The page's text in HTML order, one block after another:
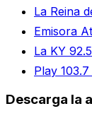
La Reina
Emisora
La KY
Play
Descarga la